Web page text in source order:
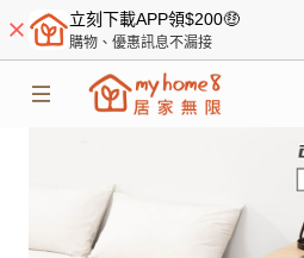
立刻下載APP領$200🤑
購物、優惠訊息不漏接